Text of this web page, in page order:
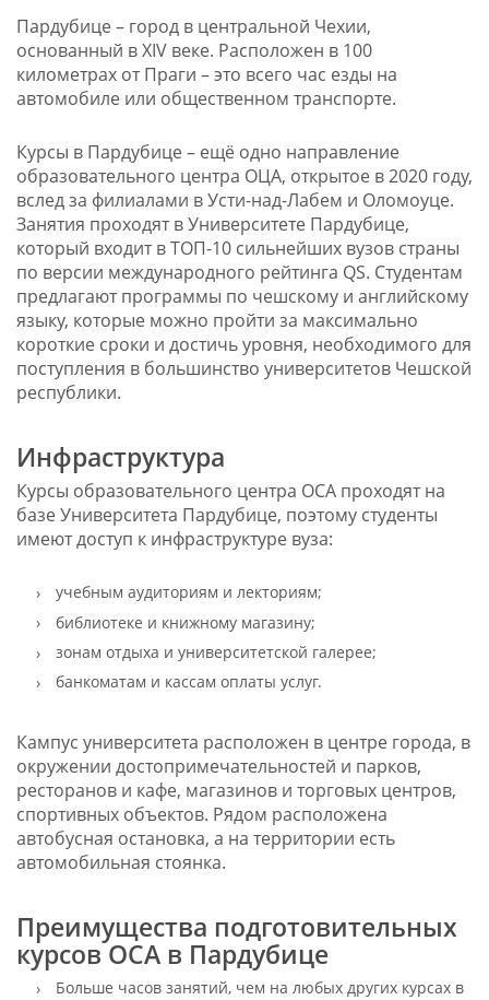
Пардубице – город в центральной Чехии,
основанный в XIV веке. Расположен в 100
километрах от Праги – это всего час езды на
автомобиле или общественном транспорте.
Курсы в Пардубице – ещё одно направление
образовательного центра ОЦА, открытое в 2020 году,
вслед за филиалами в Усти-над-Лабем и Оломоуце.
Занятия проходят в Университете Пардубице,
который входит в ТОП-10 сильнейших вузов страны
по версии международного рейтинга QS. Студентам
предлагают программы по чешскому и английскому
языку, которые можно пройти за максимально
короткие сроки и достичь уровня, необходимого для
поступления в большинство университетов Чешской
республики.
Инфраструктура
Курсы образовательного центра ОСА проходят на
базе Университета Пардубице, поэтому студенты
имеют доступ к инфраструктуре вуза:
учебным аудиториям и лекториям;
библиотеке и книжному магазину;
зонам отдыха и университетской галерее;
банкоматам и кассам оплаты услуг.
Кампус университета расположен в центре города, в
окружении достопримечательностей и парков,
ресторанов и кафе, магазинов и торговых центров,
спортивных объектов. Рядом расположена
автобусная остановка, а на территории есть
автомобильная стоянка.
Преимущества подготовительных
курсов OCA в Пардубице
Больше часов занятий, чем на любых других курсах в